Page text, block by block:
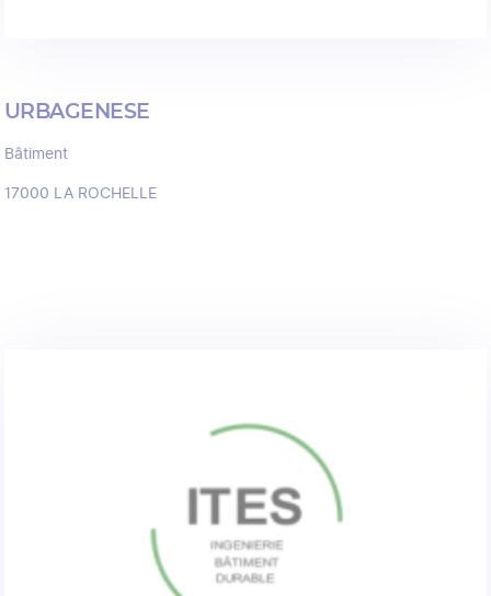
URBAGENESE
Bâtiment
17000 LA ROCHELLE